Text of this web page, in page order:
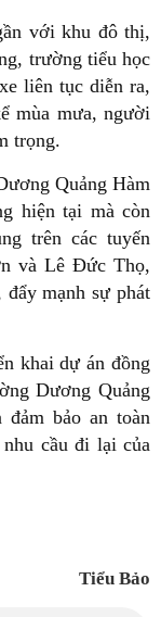
với khu đô thị,
trường tiểu học
liên tục diễn ra,
mùa mưa, người
trọng.
Quảng Hàm
hiện tại mà còn
trên các tuyến
và Lê Đức Thọ,
mạnh sự phát
khai dự án đồng
Dương Quảng
đảm bảo an toàn
cầu đi lại của
Tiểu Bảo